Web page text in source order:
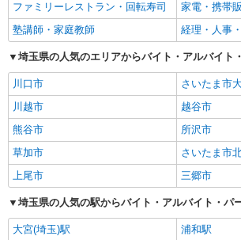
ファミリーレストラン・回転寿司
家電・携帯
塾講師・家庭教師
経理・人事
埼玉県の人気のエリアからバイト・アルバイト
川口市
さいたま市
川越市
越谷市
熊谷市
所沢市
草加市
さいたま市
上尾市
三郷市
埼玉県の人気の駅からバイト・アルバイト・パ
大宮(埼玉)駅
浦和駅